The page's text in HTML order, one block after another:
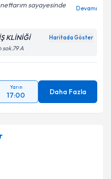
sayayesinde
Devamı
KLİNİĞİ Haritada Göster
sok.79 A
Yarın
17:00 Daha Fazla